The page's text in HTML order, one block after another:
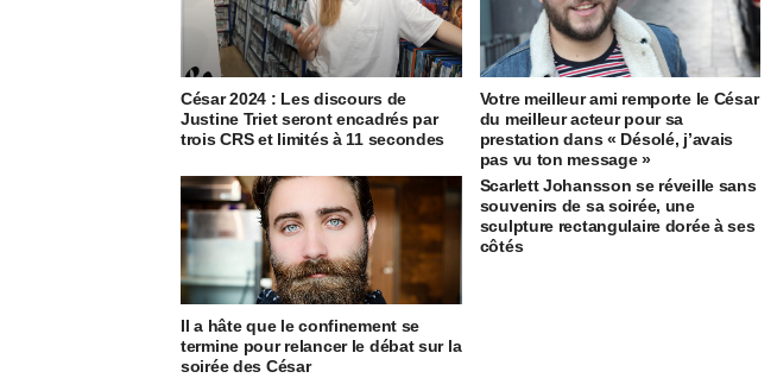
César 2024 : Les discours de
Justine Triet seront encadrés par
trois CRS et limités à 11 secondes
Votre meilleur ami remporte le César
du meilleur acteur pour sa
prestation dans « Désolé, j’avais
pas vu ton message »
Il a hâte que le confinement se
termine pour relancer le débat sur la
soirée des César
Scarlett Johansson se réveille sans
souvenirs de sa soirée, une
sculpture rectangulaire dorée à ses
côtés